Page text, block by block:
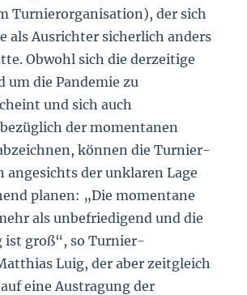
Turnierorganisation), der sich
als Ausrichter sicherlich anders
Obwohl sich die derzeitige
um die Pandemie zu
und sich auch
der momentanen
können die Turnier-
angesichts der unklaren Lage
planen: „Die momentane
als unbefriedigend und die
ist groß“, so Turnier-
Luig, der aber zeitgleich
eine Austragung der